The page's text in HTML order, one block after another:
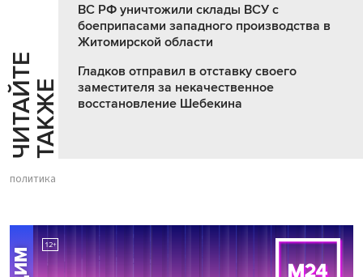
Ч
И
Т
АЙ
Т
Е
Т
А
К
ЖЕ
ВС РФ уничтожили склады ВСУ с
боеприпасами западного производства в
Житомирской области
Гладков отправил в отставку своего
заместителя за некачественное
восстановление Шебекина
политика